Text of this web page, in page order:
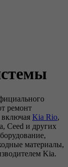
ремонт
Kia Rio,
Ceed и других
материалы,
Kia.